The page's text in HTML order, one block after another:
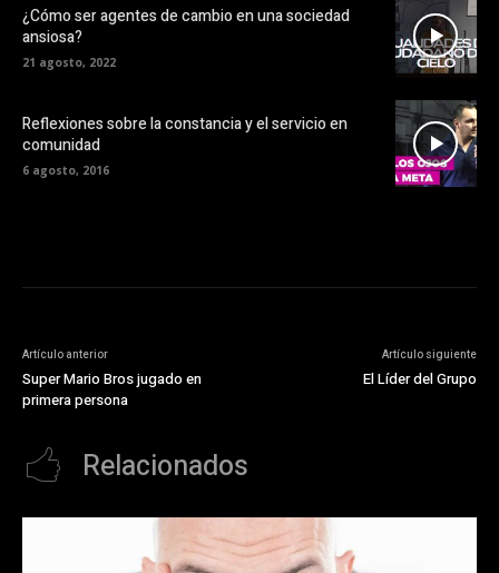
¿Cómo ser agentes de cambio en una sociedad
ansiosa?
21 agosto, 2022
Reflexiones sobre la constancia y el servicio en
comunidad
6 agosto, 2016
Artículo anterior
Super Mario Bros jugado en
primera persona
Artículo siguiente
El Líder del Grupo
Relacionados